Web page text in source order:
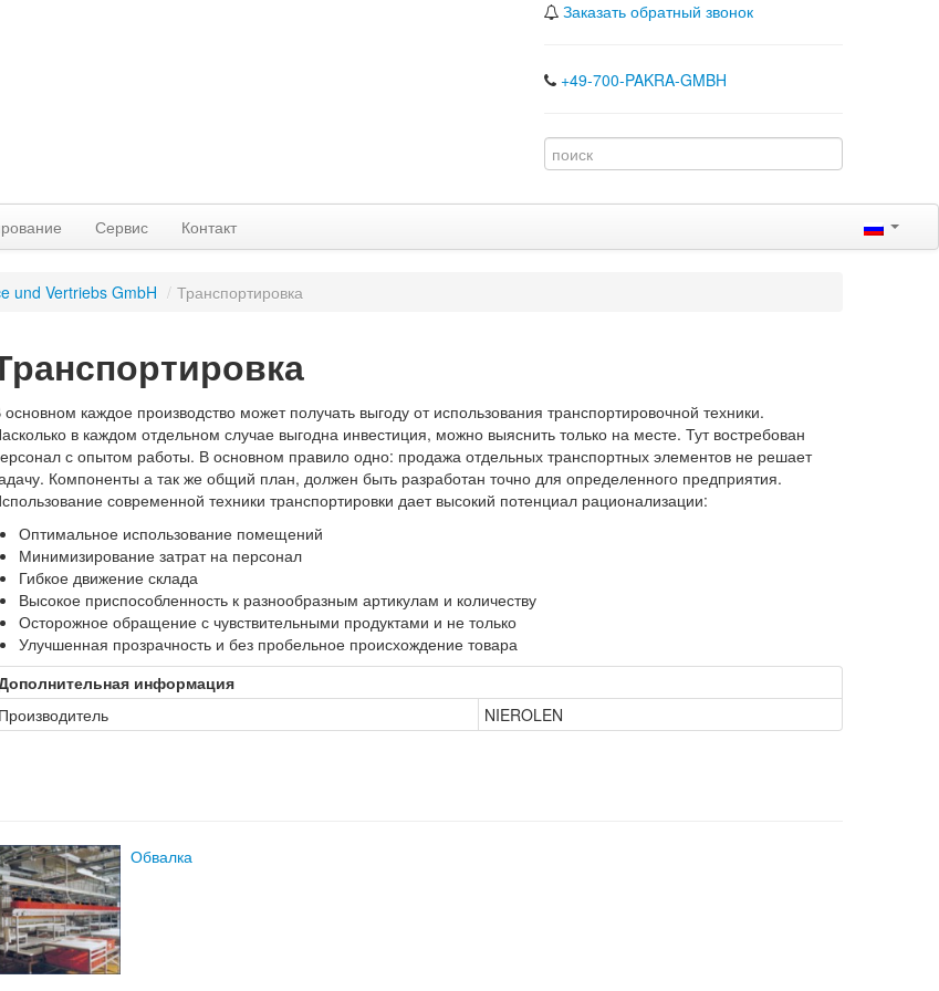
Заказать обратный звонок
+49-700-PAKRA-GMBH
Сервис Контакт
und Vertriebs GmbH / Транспортировка
основном каждое производство может получать выгоду от использования транспортировочной техники.
в каждом отдельном случае выгодна инвестиция, можно выяснить только на месте. Тут востребован
с опытом работы. В основном правило одно: продажа отдельных транспортных элементов не решает
Компоненты а так же общий план, должен быть разработан точно для определенного предприятия.
современной техники транспортировки дает высокий потенциал рационализации:
Оптимальное использование помещений
Минимизирование затрат на персонал
Гибкое движение склада
Высокое приспособленность к разнообразным артикулам и количеству
Осторожное обращение с чувствительными продуктами и не только
Улучшенная прозрачность и без пробельное происхождение товара
информация
Производитель
NIEROLEN
Обвалка